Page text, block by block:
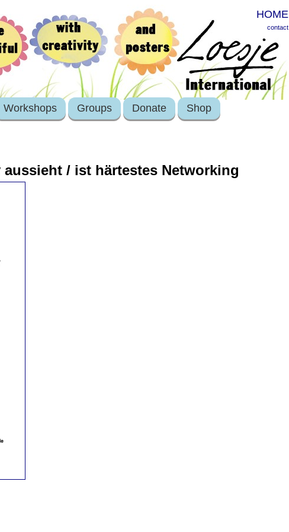
HOME
contact
Workshops Groups Donate Shop
/ ist härtestes Networking